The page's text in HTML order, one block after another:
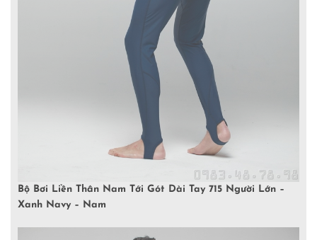
Bộ Bơi Liền Thân Nam Tới Gót Dài Tay 715 Người Lớn –
Xanh Navy – Nam